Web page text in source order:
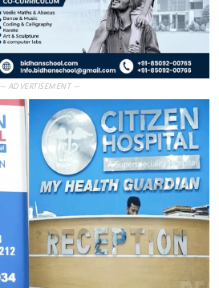
— ADVERTISEMENT —